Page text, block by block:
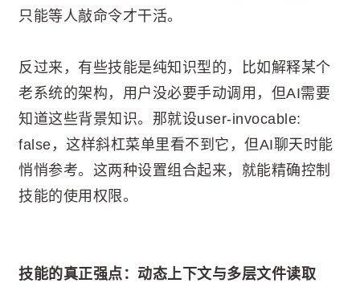
只能等人敲命令才干活。
反过来，有些技能是纯知识型的，比如解释某个
老系统的架构，用户没必要手动调用，但AI需要
知道这些背景知识。那就设user-invocable:
false，这样斜杠菜单里看不到它，但AI聊天时能
悄悄参考。这两种设置组合起来，就能精确控制
技能的使用权限。
技能的真正强点：动态上下文与多层文件读取